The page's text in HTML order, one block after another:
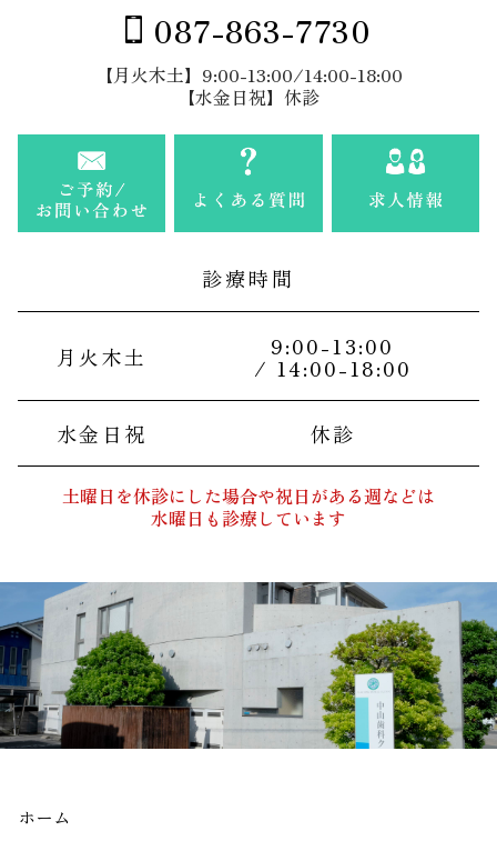
087-863-7730
【月火木土】9:00-13:00/14:00-18:00
【水金日祝】休診
診療時間
月火木土 9:00-13:00
/ 14:00-18:00
水金日祝 休診
土曜日を休診にした場合や祝日がある週などは
水曜日も診療しています
ホーム